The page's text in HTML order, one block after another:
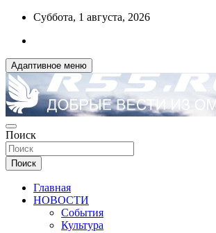
Перейти
содержимому
Суббота, 1 августа, 2026
Адаптивное меню
R55.RU
ДОБРЫЕ ВЕСТИ ИЗ ОМСКА
Поиск
Поиск
Главная
НОВОСТИ
События
Культура